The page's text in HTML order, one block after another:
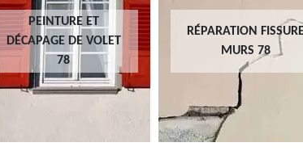
PEINTURE ET
DÉCAPAGE DE VOLET
78
RÉPARATION
MURS 78